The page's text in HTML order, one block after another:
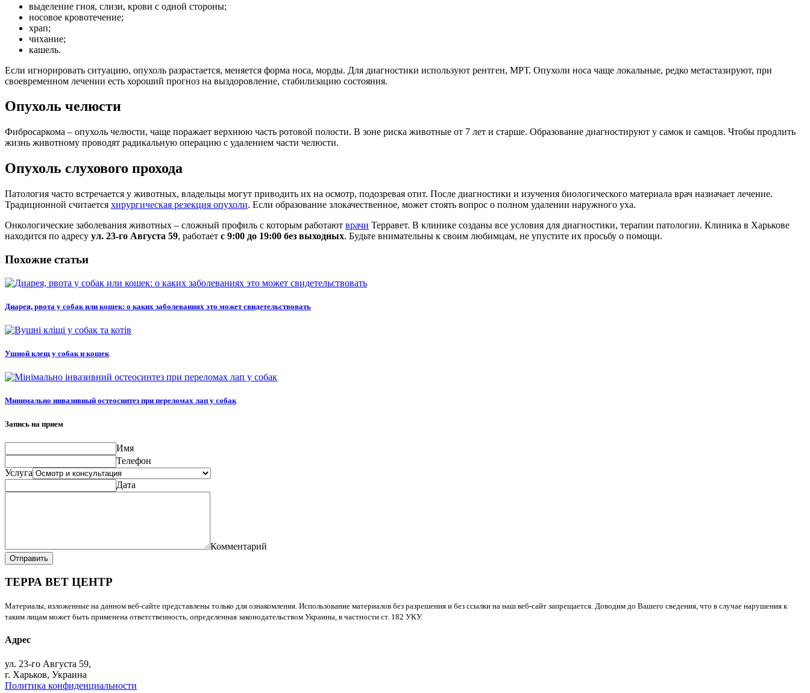
выделение гноя, слизи, крови с одной стороны;
носовое кровотечение;
храп;
чихание;
кашель.
Если игнорировать ситуацию, опухоль разрастается, меняется форма носа, морды. Для диагностики используют рентген, МРТ. Опухоли носа чаще локальные, редко метастазируют, при
своевременном лечении есть хороший прогноз на выздоровление, стабилизацию состояния.
Опухоль челюсти
Фибросаркома – опухоль челюсти, чаще поражает верхнюю часть ротовой полости. В зоне риска животные от 7 лет и старше. Образование диагностируют у самок и самцов. Чтобы продлить
жизнь животному проводят радикальную операцию с удалением части челюсти.
Опухоль слухового прохода
Патология часто встречается у животных, владельцы могут приводить их на осмотр, подозревая отит. После диагностики и изучения биологического материала врач назначает лечение.
Традиционной считается хирургическая резекция опухоли. Если образование злокачественное, может стоять вопрос о полном удалении наружного уха.
Онкологические заболевания животных – сложный профиль с которым работают врачи Терравет. В клинике созданы все условия для диагностики, терапии патологии. Клиника в Харькове
находится по адресу ул. 23-го Августа 59, работает с 9:00 до 19:00 без выходных. Будьте внимательны к своим любимцам, не упустите их просьбу о помощи.
Похожие статьи
Диарея, рвота у собак или кошек: о каких заболеваниях это может свидетельствовать
Ушной клещ у собак и кошек
Минимально инвазивный остеосинтез при переломах лап у собак
Запись на прием
Имя
Телефон
Услуга
Дата
Комментарий
Отправить
ТЕРРА ВЕТ ЦЕНТР
Материалы, изложенные на данном веб-сайте представлены только для ознакомления. Использование материалов без разрешения и без ссылки на наш веб-сайт запрещается. Доводим до Вашего сведения, что в случае нарушения к
таким лицам может быть применена ответственность, определенная законодательством Украины, в частности ст. 182 УКУ.
Адрес
ул. 23-го Августа 59,
г. Харьков, Украина
Политика конфиденциальности